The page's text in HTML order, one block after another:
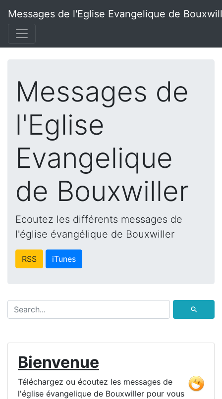
Messages de l'Eglise Evangelique de
Messages de
l'Eglise
Evangelique
de Bouxwiller
Ecoutez les différents messages de
l'église évangélique de Bouxwiller
RSS iTunes
⚲
Bienvenue
Téléchargez ou écoutez les messages de
l'église évangelique de Bouxwiller pour vous